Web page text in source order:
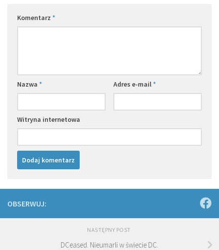
Komentarz *
Nazwa * Adres e-mail*
Witryna internetowa
OBSERWUJ:
NASTĘPNY POST
DCeased. Nieumarli w świecie DC.